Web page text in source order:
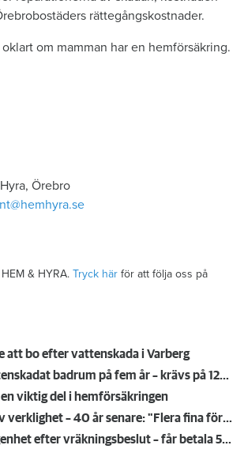
rättegångskostnader.
om mamman har en hemförsäkring.
Örebro
& HYRA. Tryck här för att följa oss på
att bo efter vattenskada i Varberg
Anmälde inte vattenskadat badrum på fem år – krävs på 125 000 kronor
viktig del i hemförsäkringen
Kompisdealen blev verklighet – 40 år senare: "Flera fina fördelar med att dela bostad"
Kvinna kapade lägenhet efter vräkningsbeslut – får betala 50 000